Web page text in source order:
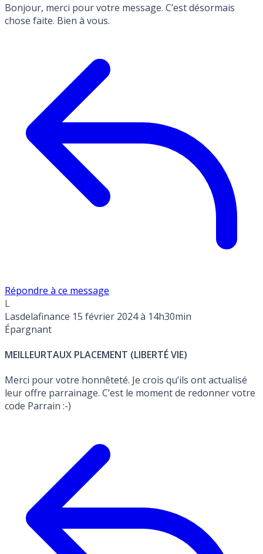
Bonjour, merci pour votre message. C’est désormais
chose faite. Bien à vous.
Répondre à ce message
L
Lasdelafinance 15 février 2024 à 14h30min
Épargnant
MEILLEURTAUX PLACEMENT (LIBERTÉ VIE)
Merci pour votre honnêteté. Je crois qu’ils ont actualisé
leur offre parrainage. C’est le moment de redonner votre
code Parrain :-)